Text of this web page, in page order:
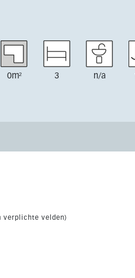
0m² 3 n/a
verplichte velden)